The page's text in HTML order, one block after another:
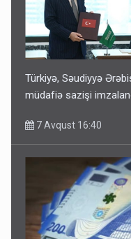
Türkiyə, Səudiyyə
müdafiə sazişi
7 Avqust 16:40